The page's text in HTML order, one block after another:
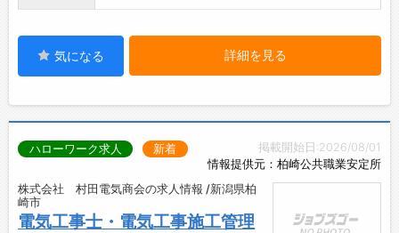
気になる 詳細を見る
掲載開始日:2026/08/01
情報提供元：柏崎公共職業安定所
ハローワーク求人 新着
株式会社 村田電気商会の求人情報 /新潟県柏
崎市
電気工事士・電気工事施工管理